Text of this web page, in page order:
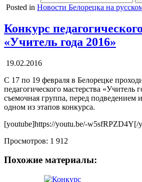
Posted in Новости Белорецка на
Конкурс
«Учитель года 2016»
19.02.2016
С 17 по 19 февраля в Белорецке
педагогического мастерства «Учитель
съемочная группа, перед подведением
одном из этапов конкурса.
[youtube]https://youtu.be/-w5sfRPZD4Y[/
Просмотров: 1 912
Похожие материалы: